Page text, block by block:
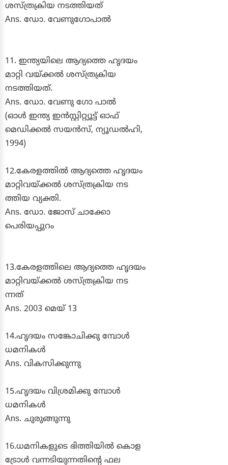
ശസ്ത്രക്രിയ നടത്തിയത്
Ans. ഡോ. വേണുഗോപാൽ
11. ഇന്ത്യയിലെ ആദ്യത്തെ ഹൃദയം
മാറ്റി വയ്ക്കൽ ശസ്ത്രക്രിയ
നടത്തിയത്.
Ans. ഡോ. വേണു ഗോ പാൽ
(ഓൾ ഇന്ത്യ ഇൻസ്റ്റിറ്റ്യൂട്ട് ഓഫ്
മെഡിക്കൽ സയൻസ്, ന്യൂഡൽഹി,
1994)
12.കേരളത്തിൽ ആദ്യത്തെ ഹൃദയം
മാറ്റിവയ്ക്കൽ ശസ്ത്രക്രിയ നട
ത്തിയ വ്യക്തി.
Ans. ഡോ. ജോസ് ചാക്കോ
പെരിയപ്പുറം
13.കേരളത്തിലെ ആദ്യത്തെ ഹൃദയം
മാറ്റിവയ്ക്കൽ ശസ്ത്രക്രിയ നട
ന്നത്
Ans. 2003 മെയ് 13
14.ഹൃദയം സങ്കോചിക്കു മ്പോൾ
ധമനികൾ
Ans. വികസിക്കുന്നു
15.ഹൃദയം വിശ്രമിക്കു മ്പോൾ
ധമനികൾ
Ans. ചുരുങ്ങുന്നു
16.ധമനികളുടെ ഭിത്തിയിൽ കൊള
ട്രോൾ വന്നടിയുന്നതിന്റെ ഫല